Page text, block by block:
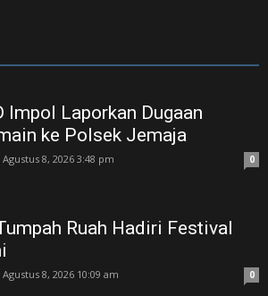
Impol Laporkan Dugaan
ke Polsek Jemaja
Agustus 8, 2026 3:48 pm 0
Ruah Hadiri Festival
Agustus 8, 2026 10:09 am 0